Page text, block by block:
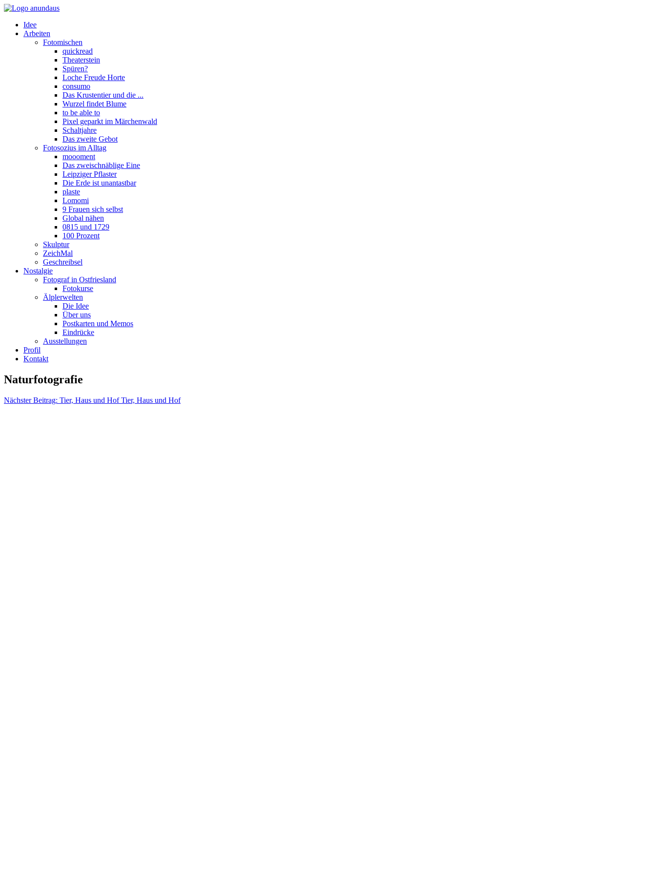
Idee
Arbeiten
Fotomischen
quickread
Theaterstein
Spüren?
Loche Freude Horte
consumo
Das Krustentier und die ...
Wurzel findet Blume
to be able to
Pixel geparkt im Märchenwald
Schaltjahre
Das zweite Gebot
Fotosozius im Alltag
moooment
Das zweischnäblige Eine
Leipziger Pflaster
Die Erde ist unantastbar
plaste
Lomomi
9 Frauen sich selbst
Global nähen
0815 und 1729
100 Prozent
Skulptur
ZeichMal
Geschreibsel
Nostalgie
Fotograf in Ostfriesland
Fotokurse
Älplerwelten
Die Idee
Über uns
Postkarten und Memos
Eindrücke
Ausstellungen
Profil
Kontakt
Naturfotografie
Nächster Beitrag: Tier, Haus und HofTier, Haus und Hof